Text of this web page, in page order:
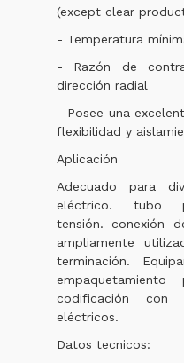
(except clear
- Temperatura
- Razón de
dirección radial
- Posee una
flexibilidad y
Aplicación
Adecuado para
eléctrico. tubo
tensión. conexión
ampliamente
terminación.
codificación
eléctricos.
Datos tecnicos: